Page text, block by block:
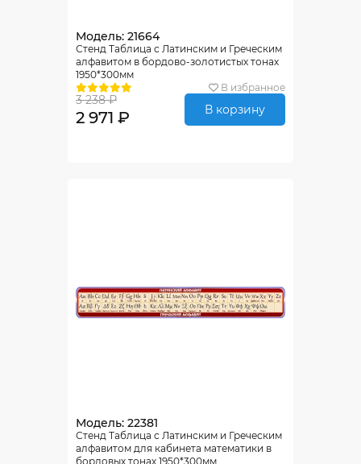
Модель: 21664
Стенд Таблица с Латинским и Греческим
алфавитом в бордово-золотистых тонах
1950*300мм
В избранное
3 238 ₽
2 971 ₽ В корзину
Модель: 22381
Стенд Таблица с Латинским и Греческим
алфавитом для кабинета математики в
бордовых тонах 1950*300мм